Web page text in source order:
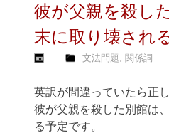
彼が父親を殺し
末に取り壊され
文法問題,関係詞
英訳が間違っていたら正
彼が父親を殺した別館は
る予定です。